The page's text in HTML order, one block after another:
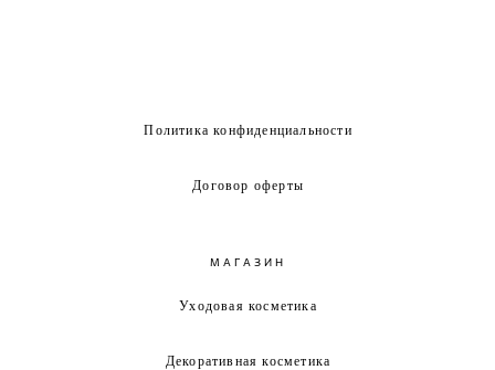
Политика конфиденциальности
Договор оферты
МАГАЗИН
Уходовая косметика
Декоративная косметика